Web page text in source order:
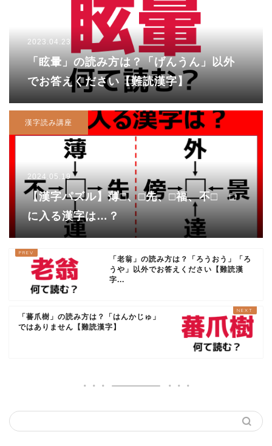
2023.04.23
「眩暈」の読み方は？「げんうん」以外
でお答えください【難読漢字】
漢字読み講座
2024.05.19
【漢字パズル】薄□、□先、□福、不□ □
に入る漢字は…？
「老翁」の読み方は？「ろうおう」「ろ
うや」以外でお答えください【難読漢
字...
「蕃爪樹」の読み方は？「はんかじゅ」
ではありません【難読漢字】